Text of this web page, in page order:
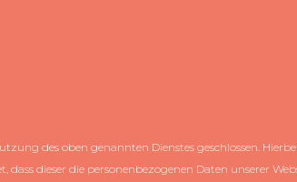
des oben genannten Dienstes geschlossen.
dieser die personenbezogenen Daten unserer